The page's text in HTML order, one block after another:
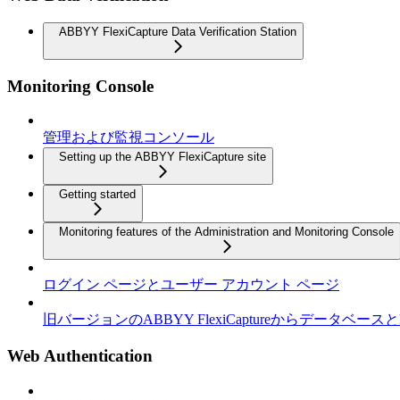
ABBYY FlexiCapture Data Verification Station
Monitoring Console
管理および監視コンソール
Setting up the ABBYY FlexiCapture site
Getting started
Monitoring features of the Administration and Monitoring Console
ログイン ページとユーザー アカウント ページ
旧バージョンのABBYY FlexiCaptureからデータベース
Web Authentication